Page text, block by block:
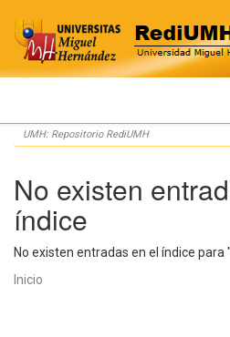
Skip
navigation
UMH: Repositorio RediUMH
No existen
índice
No existen entradas en el índice para
Inicio